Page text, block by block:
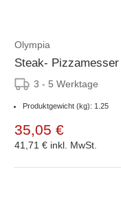
Olympia
Steak-
3 - 5 Werktage
Produktgewicht (kg): 1.25
35,05 €
41,71 € inkl. MwSt.